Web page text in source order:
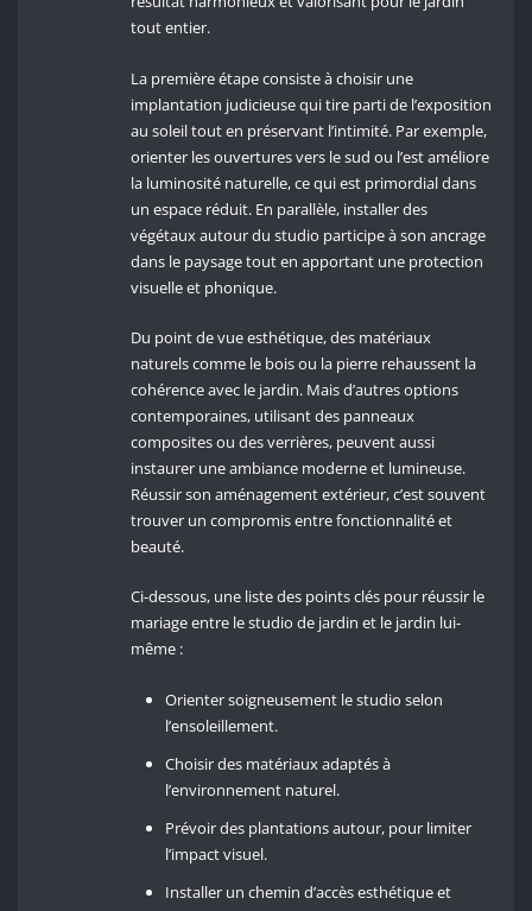
tout entier.
La première étape consiste à choisir une
implantation judicieuse qui tire parti de l’exposition
au soleil tout en préservant l’intimité. Par exemple,
orienter les ouvertures vers le sud ou l’est améliore
la luminosité naturelle, ce qui est primordial dans
un espace réduit. En parallèle, installer des
végétaux autour du studio participe à son ancrage
dans le paysage tout en apportant une protection
visuelle et phonique.
Du point de vue esthétique, des matériaux
naturels comme le bois ou la pierre rehaussent la
cohérence avec le jardin. Mais d’autres options
contemporaines, utilisant des panneaux
composites ou des verrières, peuvent aussi
instaurer une ambiance moderne et lumineuse.
Réussir son aménagement extérieur, c’est souvent
trouver un compromis entre fonctionnalité et
beauté.
Ci-dessous, une liste des points clés pour réussir le
mariage entre le studio de jardin et le jardin lui-
même :
Orienter soigneusement le studio selon
l’ensoleillement.
Choisir des matériaux adaptés à
l’environnement naturel.
Prévoir des plantations autour, pour limiter
l’impact visuel.
Installer un chemin d’accès esthétique et